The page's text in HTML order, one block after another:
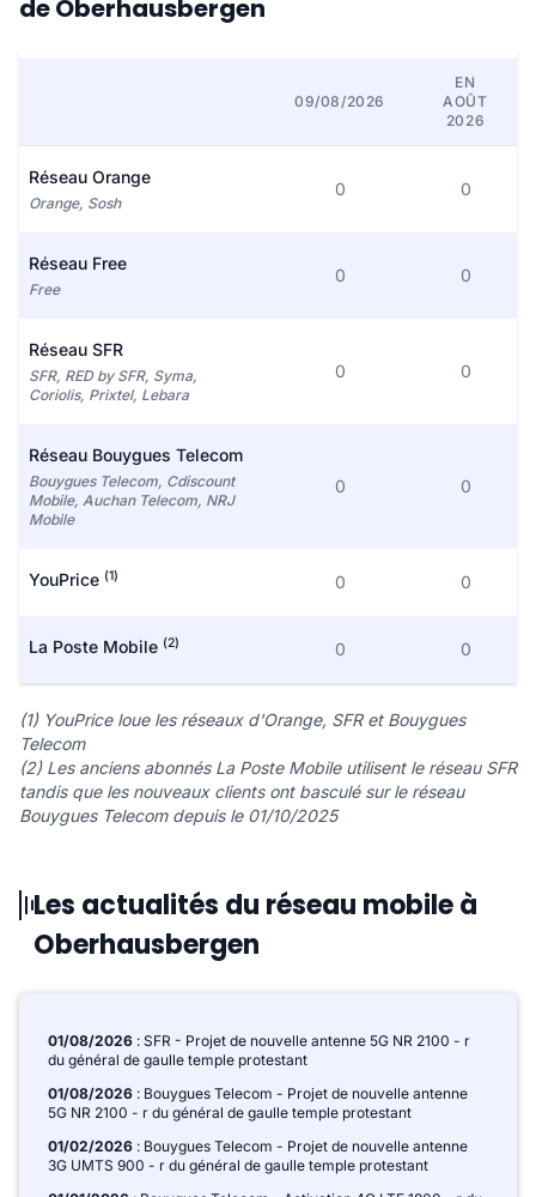
de Oberhausbergen
09/08/2026
EN
AOÛT
2026
Réseau Orange
Orange, Sosh
0 0
Réseau Free
Free
0 0
Réseau SFR
SFR, RED by SFR, Syma,
Coriolis, Prixtel, Lebara
0 0
Réseau Bouygues Telecom
Bouygues Telecom, Cdiscount
Mobile, Auchan Telecom, NRJ
Mobile
0 0
YouPrice (1) 0 0
La Poste Mobile (2) 0 0
(1) YouPrice loue les réseaux d'Orange, SFR et Bouygues
Telecom
(2) Les anciens abonnés La Poste Mobile utilisent le réseau SFR
tandis que les nouveaux clients ont basculé sur le réseau
Bouygues Telecom depuis le 01/10/2025
Les actualités du réseau mobile à
Oberhausbergen
01/08/2026 : SFR - Projet de nouvelle antenne 5G NR 2100 - r
du général de gaulle temple protestant
01/08/2026 : Bouygues Telecom - Projet de nouvelle antenne
5G NR 2100 - r du général de gaulle temple protestant
01/02/2026 : Bouygues Telecom - Projet de nouvelle antenne
3G UMTS 900 - r du général de gaulle temple protestant